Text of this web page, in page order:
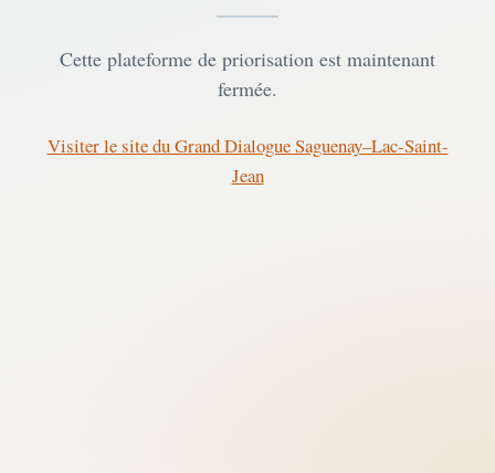
Cette plateforme de priorisation est maintenant
fermée.
Visiter le site du Grand Dialogue Saguenay–Lac-Saint-
Jean